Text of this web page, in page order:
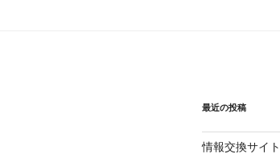
最近の投稿
情報交換サイ